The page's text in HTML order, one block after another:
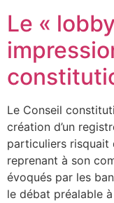
Le «
Le Conseil
création d’un
particuliers
reprenant à son
évoqués par les
le débat préalable